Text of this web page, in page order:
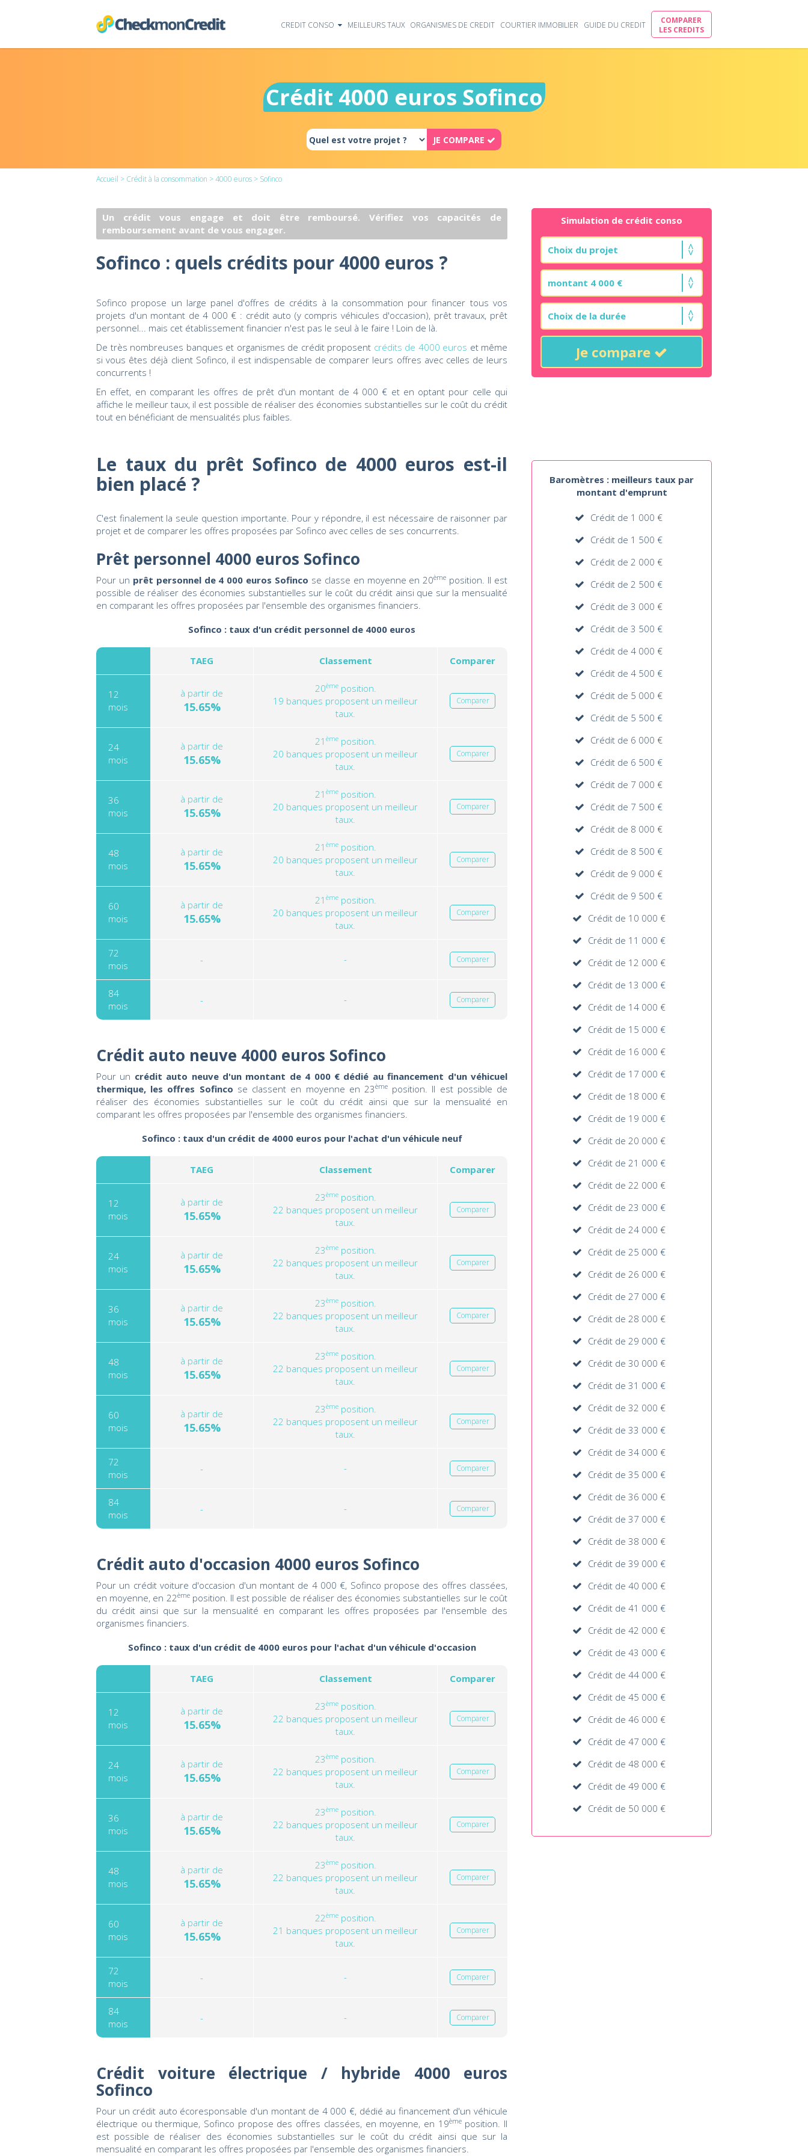
CREDIT CONSO MEILLEURS TAUX ORGANISMES DE CREDIT COURTIER IMMOBILIER GUIDE DU CREDIT
COMPARER
LES CREDITS
Crédit 4000 euros Sofinco
JE COMPARE
Accueil > Crédit à la consommation >4000 euros > Sofinco
Un crédit vous engage et doit être remboursé. Vérifiez vos capacités de
remboursement avant de vous engager.
Sofinco : quels crédits pour 4000 euros ?
Sofinco propose un large panel d'offres de crédits à la consommation pour financer tous vos
projets d'un montant de 4 000 € : crédit auto (y compris véhicules d'occasion), prêt travaux, prêt
personnel... mais cet établissement financier n'est pas le seul à le faire ! Loin de là.
De très nombreuses banques et organismes de crédit proposent crédits de 4000 euros et même
si vous êtes déjà client Sofinco, il est indispensable de comparer leurs offres avec celles de leurs
concurrents !
En effet, en comparant les offres de prêt d'un montant de 4 000 € et en optant pour celle qui
affiche le meilleur taux, il est possible de réaliser des économies substantielles sur le coût du crédit
tout en bénéficiant de mensualités plus faibles.
Simulation de crédit conso
Je compare
Le taux du prêt Sofinco de 4000 euros est-il
bien placé ?
C'est finalement la seule question importante. Pour y répondre, il est nécessaire de raisonner par
projet et de comparer les offres proposées par Sofinco avec celles de ses concurrents.
Prêt personnel 4000 euros Sofinco
Pour un prêt personnel de 4 000 euros Sofinco se classe en moyenne en 20ème position. Il est
possible de réaliser des économies substantielles sur le coût du crédit ainsi que sur la mensualité
en comparant les offres proposées par l'ensemble des organismes financiers.
Sofinco : taux d'un crédit personnel de 4000 euros
TAEG Classement Comparer
12
mois
à partir de
15.65%
20èmeposition.
19 banques proposent un meilleur
taux.
Comparer
24
mois
à partir de
15.65%
21 èmeposition.
20 banques proposent un meilleur
taux.
Comparer
36
mois
à partir de
15.65%
21 èmeposition.
20 banques proposent un meilleur
taux.
Comparer
48
mois
à partir de
15.65%
21 èmeposition.
20 banques proposent un meilleur
taux.
Comparer
60
mois
à partir de
15.65%
21 èmeposition.
20 banques proposent un meilleur
taux.
Comparer
72
mois
- - Comparer
84
mois
- - Comparer
Crédit auto neuve 4000 euros Sofinco
Pour un crédit auto neuve d'un montant de 4 000 € dédié au financement d'un véhicuel
thermique, les offres Sofinco se classent en moyenne en 23èmeposition. Il est possible de
réaliser des économies substantielles sur le coût du crédit ainsi que sur la mensualité en
comparant les offres proposées par l'ensemble des organismes financiers.
Sofinco : taux d'un crédit de 4000 euros pour l'achat d'un véhicule neuf
TAEG Classement Comparer
12
mois
à partir de
15.65%
23èmeposition.
22 banques proposent un meilleur
taux.
Comparer
24
mois
à partir de
15.65%
23èmeposition.
22 banques proposent un meilleur
taux.
Comparer
36
mois
à partir de
15.65%
23èmeposition.
22 banques proposent un meilleur
taux.
Comparer
48
mois
à partir de
15.65%
23èmeposition.
22 banques proposent un meilleur
taux.
Comparer
60
mois
à partir de
15.65%
23èmeposition.
22 banques proposent un meilleur
taux.
Comparer
72
mois
- - Comparer
84
mois
- - Comparer
Crédit auto d'occasion 4000 euros Sofinco
Pour un crédit voiture d'occasion d'un montant de 4 000 €, Sofinco propose des offres classées,
en moyenne, en 22èmeposition. Il est possible de réaliser des économies substantielles sur le coût
du crédit ainsi que sur la mensualité en comparant les offres proposées par l'ensemble des
organismes financiers.
Sofinco : taux d'un crédit de 4000 euros pour l'achat d'un véhicule d'occasion
TAEG Classement Comparer
12
mois
à partir de
15.65%
23èmeposition.
22 banques proposent un meilleur
taux.
Comparer
24
mois
à partir de
15.65%
23èmeposition.
22 banques proposent un meilleur
taux.
Comparer
36
mois
à partir de
15.65%
23èmeposition.
22 banques proposent un meilleur
taux.
Comparer
48
mois
à partir de
15.65%
23èmeposition.
22 banques proposent un meilleur
taux.
Comparer
60
mois
à partir de
15.65%
22èmeposition.
21 banques proposent un meilleur
taux.
Comparer
72
mois
- - Comparer
84
mois
- - Comparer
Crédit voiture électrique / hybride 4000 euros
Sofinco
Pour un crédit auto écoresponsable d'un montant de 4 000 €, dédié au financement d'un véhicule
électrique ou thermique, Sofinco propose des offres classées, en moyenne, en 19èmeposition. Il
est possible de réaliser des économies substantielles sur le coût du crédit ainsi que sur la
mensualité en comparant les offres proposées par l'ensemble des organismes financiers.
Baromètres : meilleurs taux par
montant d'emprunt
Crédit de 1 000 €
Crédit de 1 500 €
Crédit de 2 000 €
Crédit de 2 500 €
Crédit de 3 000 €
Crédit de 3 500 €
Crédit de 4 000 €
Crédit de 4 500 €
Crédit de 5 000 €
Crédit de 5 500 €
Crédit de 6 000 €
Crédit de 6 500 €
Crédit de 7 000 €
Crédit de 7 500 €
Crédit de 8 000 €
Crédit de 8 500 €
Crédit de 9 000 €
Crédit de 9 500 €
Crédit de 10 000 €
Crédit de 11 000 €
Crédit de 12 000 €
Crédit de 13 000 €
Crédit de 14 000 €
Crédit de 15 000 €
Crédit de 16 000 €
Crédit de 17 000 €
Crédit de 18 000 €
Crédit de 19 000 €
Crédit de 20 000 €
Crédit de 21 000 €
Crédit de 22 000 €
Crédit de 23 000 €
Crédit de 24 000 €
Crédit de 25 000 €
Crédit de 26 000 €
Crédit de 27 000 €
Crédit de 28 000 €
Crédit de 29 000 €
Crédit de 30 000 €
Crédit de 31 000 €
Crédit de 32 000 €
Crédit de 33 000 €
Crédit de 34 000 €
Crédit de 35 000 €
Crédit de 36 000 €
Crédit de 37 000 €
Crédit de 38 000 €
Crédit de 39 000 €
Crédit de 40 000 €
Crédit de 41 000 €
Crédit de 42 000 €
Crédit de 43 000 €
Crédit de 44 000 €
Crédit de 45 000 €
Crédit de 46 000 €
Crédit de 47 000 €
Crédit de 48 000 €
Crédit de 49 000 €
Crédit de 50 000 €